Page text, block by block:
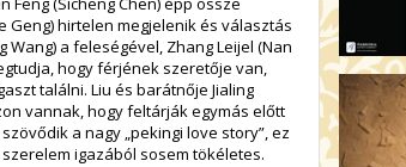
Geng) hirtelen megjelenik és választás
Wang) a feleségével, Zhang Leijel (Nan
hogy férjének szeretője van,
találni. Liu és barátnője Jialing
vannak, hogy feltárják egymás előtt
a nagy „pekingi love story”, ez
igazából sosem tökéletes.
19:00
19:00